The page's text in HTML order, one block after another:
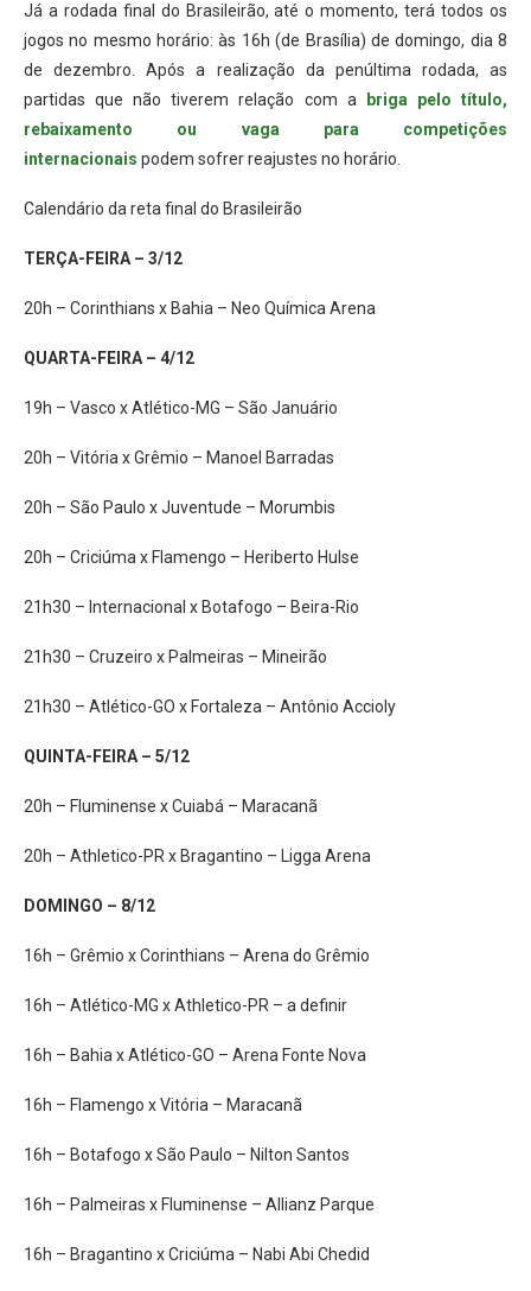
Já a rodada final do Brasileirão, até o momento, terá todos os
jogos no mesmo horário: às 16h (de Brasília) de domingo, dia 8
de dezembro. Após a realização da penúltima rodada, as
partidas que não tiverem relação com a
briga pelo título,
rebaixamento ou vaga para competições
internacionais podem sofrer reajustes no horário.
Calendário da reta final do Brasileirão
TERÇA-FEIRA – 3/12
20h – Corinthians x Bahia – Neo Química Arena
QUARTA-FEIRA – 4/12
19h – Vasco x Atlético-MG – São Januário
20h – Vitória x Grêmio – Manoel Barradas
20h – São Paulo x Juventude – Morumbis
20h – Criciúma x Flamengo – Heriberto Hulse
21h30 – Internacional x Botafogo – Beira-Rio
21h30 – Cruzeiro x Palmeiras – Mineirão
21h30 – Atlético-GO x Fortaleza – Antônio Accioly
QUINTA-FEIRA – 5/12
20h – Fluminense x Cuiabá – Maracanã
20h – Athletico-PR x Bragantino – Ligga Arena
DOMINGO – 8/12
16h – Grêmio x Corinthians – Arena do Grêmio
16h – Atlético-MG x Athletico-PR – a definir
16h – Bahia x Atlético-GO – Arena Fonte Nova
16h – Flamengo x Vitória – Maracanã
16h – Botafogo x São Paulo – Nilton Santos
16h – Palmeiras x Fluminense – Allianz Parque
16h – Bragantino x Criciúma – Nabi Abi Chedid